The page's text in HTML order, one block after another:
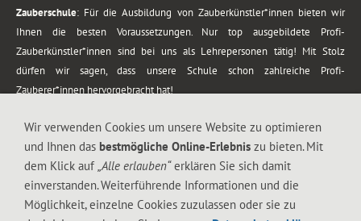
Zauberschule: Für die Ausbildung von Zauberkünstler*innen bieten wir
Ihnen die besten Voraussetzungen. Nur top ausgebildete Profi-
Zauberkünstler*innen sind bei uns als Lehrepersonen tätig! Mit Stolz
dürfen wir sagen, dass unsere Schule schon zahlreiche Profi-
Zauberer*innen hervorgebracht hat!
vom Kinderprogramm bis zur Tischzauberei. Lassen Sie sich faszinieren von
meiner Zauber-Sprech-Show, angerührt mit sprachlichen Sequenzen,
gewürzt mit Gags und visuellen Illusionen wie Kaninchen, Vasen, Seilen,
Wir verwenden Cookies um unsere Website zu optimieren
und Ihnen das bestmögliche Online-Erlebnis zu bieten. Mit
dem Klick auf „Alle erlauben“erklären Sie sich damit
einverstanden. Weiterführende Informationen und die
Möglichkeit, einzelne Cookies zuzulassen oder sie zu